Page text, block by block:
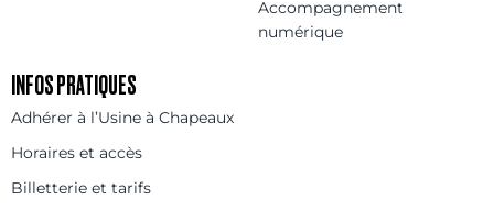
Accompagnement
numérique
INFOS PRATIQUES
Adhérer à l’Usine à Chapeaux
Horaires et accès
Billetterie et tarifs